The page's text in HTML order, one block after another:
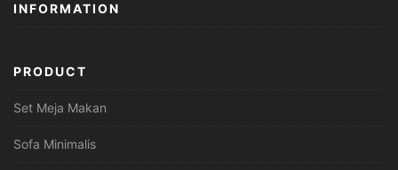
INFORMATION
PRODUCT
Set Meja Makan
Sofa Minimalis